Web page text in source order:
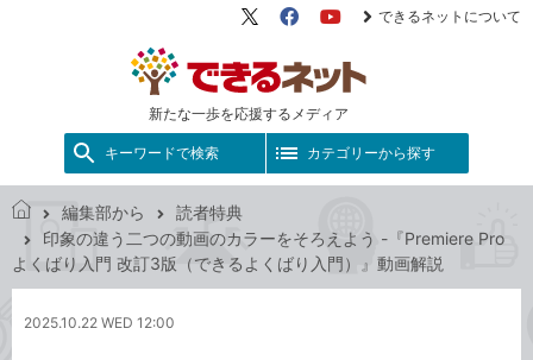
新たな一歩を応援するメディア
X（旧
FacebookYouTube
できるネットについて
キーワードで検索 カテゴリーから探す
で
き
ッ
編集部から
読者特典
印象の違う二つの動画のカラーをそろえよう -『Premiere Pro
よくばり入門 改訂3版（できるよくばり入門）』動画解説
2025.10.22 WED 12:00